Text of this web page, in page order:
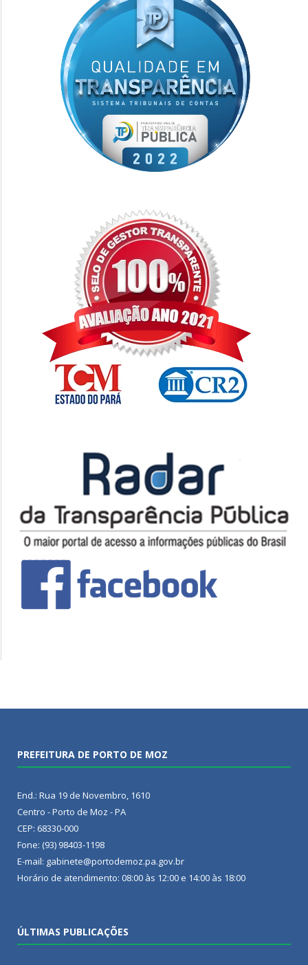
PREFEITURA DE PORTO DE MOZ
End.: Rua 19 de Novembro, 1610
Centro - Porto de Moz - PA
CEP: 68330-000
Fone: (93) 98403-1198
E-mail: gabinete@portodemoz.pa.gov.br
Horário de atendimento: 08:00 às 12:00 e 14:00 às 18:00
ÚLTIMAS PUBLICAÇÕES